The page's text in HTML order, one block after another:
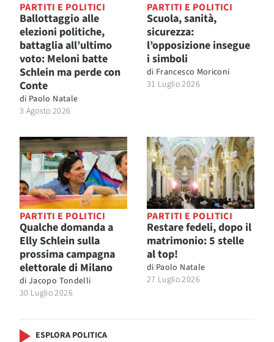
PARTITI E POLITICI
Ballottaggio alle
elezioni politiche,
battaglia all’ultimo
voto: Meloni batte
Schlein ma perde con
Conte
di Paolo Natale
3 Agosto 2026
PARTITI E POLITICI
Scuola, sanità,
sicurezza:
l’opposizione insegue
i simboli
di Francesco Moriconi
31 Luglio 2026
PARTITI E POLITICI
Qualche domanda a
Elly Schlein sulla
prossima campagna
elettorale di Milano
di Jacopo Tondelli
30 Luglio 2026
PARTITI E POLITICI
Restare fedeli, dopo il
matrimonio: 5 stelle
al top!
di Paolo Natale
27 Luglio 2026
ESPLORA POLITICA